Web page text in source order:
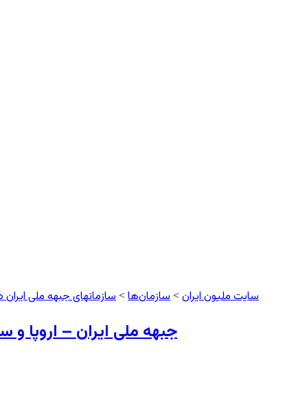
سایت ملیون ایران > سازمان‌ها > سازمانهای جبهه ملی
جبهه ملی ایران – اروپا